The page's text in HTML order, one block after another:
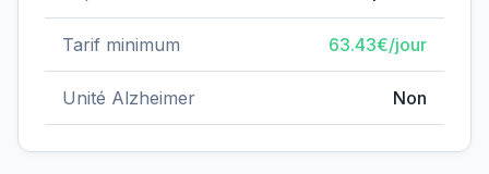
Tarif minimum 63.43€/jour
Unité Alzheimer Non